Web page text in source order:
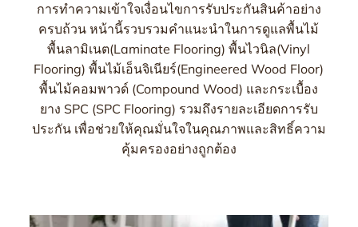
การทำความเข้าใจเงื่อนไขการรับประกันสินค้าอย่าง
ครบถ้วน หน้านี้รวบรวมคำแนะนำในการดูแลพื้นไม้
พื้นลามิเนต(Laminate Flooring) พื้นไวนิล(Vinyl
Flooring) พื้นไม้เอ็นจิเนียร์(Engineered Wood Floor)
พื้นไม้คอมพาวด์ (Compound Wood) และกระเบื้อง
ยาง SPC (SPC Flooring) รวมถึงรายละเอียดการรับ
ประกัน เพื่อช่วยให้คุณมั่นใจในคุณภาพและสิทธิ์ความ
คุ้มครองอย่างถูกต้อง